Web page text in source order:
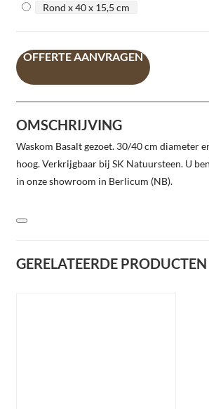
Rond x 40 x 15,5 cm
OFFERTE AANVRAGEN
OMSCHRIJVING
Waskom Basalt gezoet. 30/40 cm diameter
hoog. Verkrijgbaar bij SK Natuursteen. U
in onze showroom in Berlicum (NB).
GERELATEERDE PRODUCTEN